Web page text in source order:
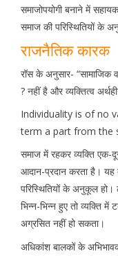
समाजोपयोगी बनाने में
समाज की परिस्थितियों के
राजनैतिक कारक
रॉस के अनुसार- “सामाजिक
? नहीं है और व्यक्तित्व
Individuality is of no
term a part from the
समाज में रहकर व्यक्ति एक-
आदान-प्रदान करता है। यह
परिस्थितियों के अनुकूल हो।
भिन्न-भिन्न हुए तो व्यक्ति
अग्रसित नहीं हो सकता।
अधिकांश बालकों के